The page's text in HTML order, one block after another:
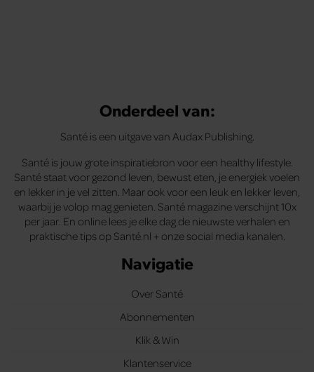
Onderdeel van:
Santé is een uitgave van Audax Publishing.
Santé is jouw grote inspiratiebron voor een healthy lifestyle.
Santé staat voor gezond leven, bewust eten, je energiek voelen
en lekker in je vel zitten. Maar ook voor een leuk en lekker leven,
waarbij je volop mag genieten. Santé magazine verschijnt 10x
per jaar. En online lees je elke dag de nieuwste verhalen en
praktische tips op Santé.nl + onze social media kanalen.
Navigatie
Over Santé
Abonnementen
Klik & Win
Klantenservice